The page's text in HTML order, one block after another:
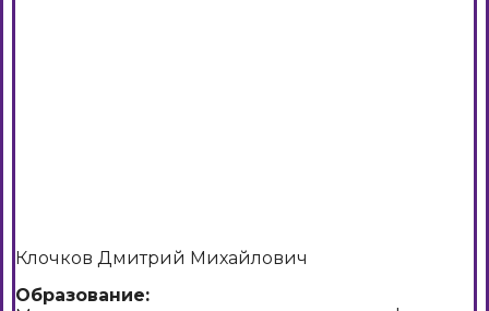
Клочков Дмитрий Михайлович
Образование: